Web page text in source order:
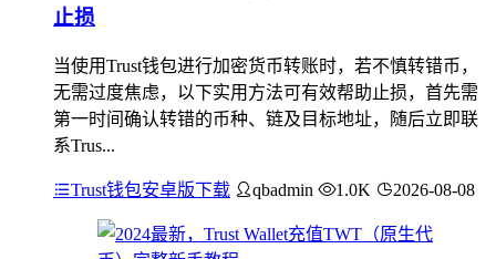
止损
当使用Trust钱包进行加密货币转账时，若不慎转错币，
无需过度焦虑，以下实用方法可有效帮助止损，首先需
第一时间确认转错的币种、链及目标地址，随后立即联
系Trus...
Trust钱包安卓版下载 qbadmin 1.0K 2026-08-08